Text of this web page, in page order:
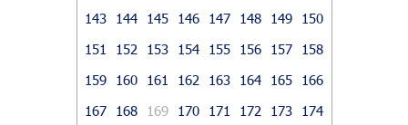
143
144 145 146 147 148 149
150
151
152 153 154 155 156 157
158
159
160 161 162 163 164 165
166
167
168 169 170 171 172 173
174